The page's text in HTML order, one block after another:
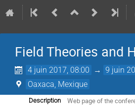
Field Theories and
4 juin 2017, 08:00 → 9 juin
Oaxaca, Mexique
Description
Web page of the